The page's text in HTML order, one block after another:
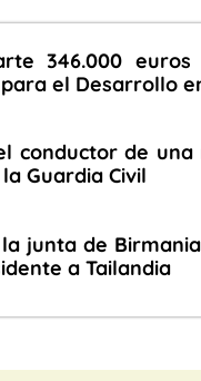
346.000
para el Desarrollo
conductor de
Guardia Civil
junta de
a Tailandia